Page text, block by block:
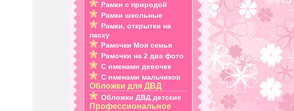
Рамки с природой
Рамки школьные
Рамки, открытки на
пасху
Рамочки Моя семья
Рамочки на 2 два фото
С именами девочек
С именами мальчиков
Обложки для ДВД
Обложки ДВД детские
Профессиональное